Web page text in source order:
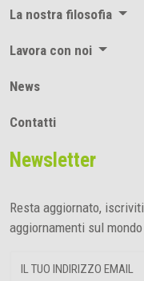
La nostra filosofia
Lavora con noi
News
Contatti
Newsletter
Resta aggiornato,
aggiornamenti sul mondo